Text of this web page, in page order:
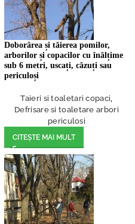
Doborârea și tăierea pomilor,
arborilor și copacilor cu înălțime
sub 6 metri, uscați, căzuți sau
periculoși
Taieri si toaletari copaci,
Defrisare si toaletare arbori
periculosi
CITEȘTE MAI MULT